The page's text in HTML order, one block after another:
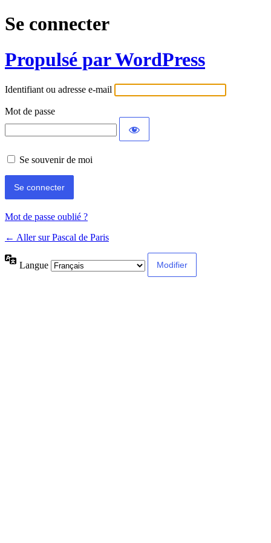
Se connecter
Propulsé par WordPress
Identifiant ou adresse e-mail
Mot de passe
Se souvenir de moi
Mot de passe oublié ?
← Aller sur Pascal de Paris
Langue